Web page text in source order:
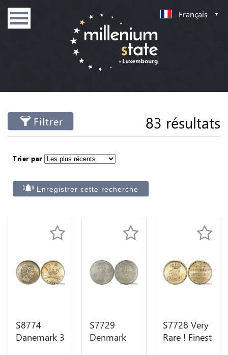
Français
Filtrer 83 résultats
Trier par
Enregistrer cette recherche
S8774
Danemark 3
S7729
Denmark
S7728 Very
Rare ! Finest